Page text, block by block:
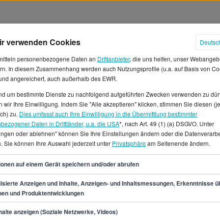
in Dresden
verdienst du
Fall 44.800 €. Das
einem Monatsgehalt von
von etwa 13 €.*In
in auf StepStone.de 7
Teilzeit- oder
Redakteur/in in Dresden
verwenden Cookies
personenbezogene Daten an Drittanbieter, die uns helfen, unser
In diesem Zusammenhang werden auch Nutzungsprofile (u.a. auf Basis von
angereichert, auch außerhalb des EWR.
um bestimmte Dienste zu nachfolgend aufgeführten Zwecken verwenden zu
wir Ihre Einwilligung. Indem Sie "Alle akzeptieren" klicken, stimmen Sie diesen
zu. Dies umfasst auch Ihre Einwilligung in die Übermittlung bestimmter
Daten in Drittländer, u.a. die USA*, nach Art. 49 (1) (a) DSGVO. Unter
oder ablehnen" können Sie Ihre Einstellungen ändern oder die
Sie können Ihre Auswahl jederzeit unter Privatsphäream Seitenende ändern.
auf einem Gerät speichern und/oder abrufen
Anzeigen und Inhalte, Anzeigen- und Inhaltsmessungen, Erkenntnisse
und Produktentwicklungen
anzeigen (Soziale Netzwerke, Videos)